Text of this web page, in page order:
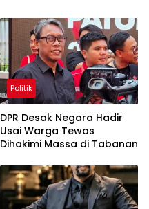
Politik
DPR Desak Negara Hadir
Usai Warga Tewas
Dihakimi Massa di Tabanan